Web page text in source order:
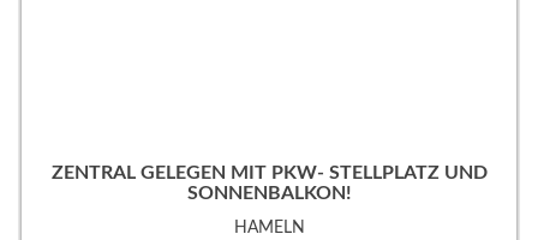
ZENTRAL GELEGEN MIT PKW- STELLPLATZ UND
SONNENBALKON!
HAMELN